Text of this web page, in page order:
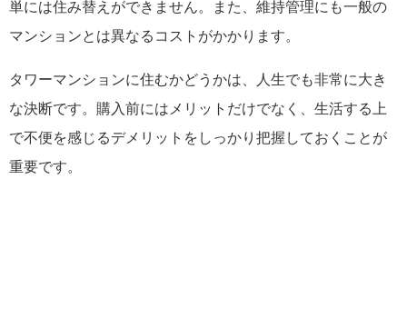
単には住み替えができません。また、維持管理にも一般の
マンションとは異なるコストがかかります。
タワーマンションに住むかどうかは、人生でも非常に大き
な決断です。購入前にはメリットだけでなく、生活する上
で不便を感じるデメリットをしっかり把握しておくことが
重要です。